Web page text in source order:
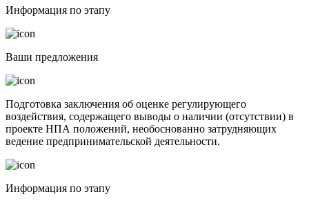
Информация по этапу
Ваши предложения
Подготовка заключения об оценке регулирующего
воздействия, содержащего выводы о наличии (отсутствии) в
проекте НПА положений, необоснованно затрудняющих
ведение предпринимательской деятельности.
Информация по этапу